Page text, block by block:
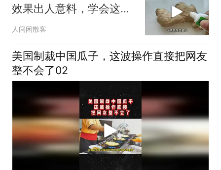
效果出人意料，学会这个
居家小窍门
人间闲散客
美国制裁中国瓜子，这波操作直接把网友
整不会了02